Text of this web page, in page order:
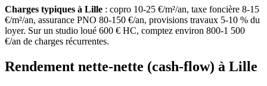
Charges typiques à Lille : copro 10-25 €/m²/an, taxe foncière 8-15
€/m²/an, assurance PNO 80-150 €/an, provisions travaux 5-10 % du
loyer. Sur un studio loué 600 € HC, comptez environ 800-1 500
€/an de charges récurrentes.
Rendement nette-nette (cash-flow) à Lille